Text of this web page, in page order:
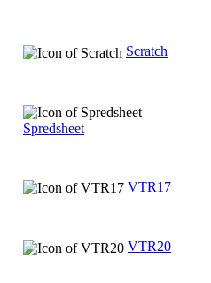
Scratch
Spredsheet
VTR17
VTR20